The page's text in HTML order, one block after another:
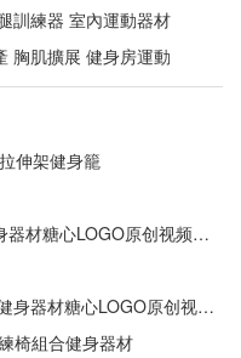
訓練器 室內運動器材
胸肌擴展 健身房運動
伸架健身籠
糖心LOGO原创视频批發
材糖心LOGO原创视频批發
椅組合健身器材